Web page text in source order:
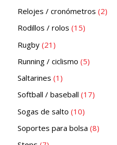
Relojes / cronómetros 2
Rodillos / rolos 15
Rugby 21
Running / ciclismo 5
Saltarines 1
Softball / baseball 17
Sogas de salto 10
Soportes para bolsa 8